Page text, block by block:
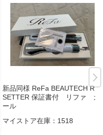
新品同様 ReFa BEAUTECH RE
SETTER 保証書付 リファ カ
ール
マイストア在庫： 1518